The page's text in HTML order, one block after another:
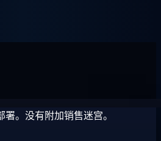
。没有附加销售迷宫。